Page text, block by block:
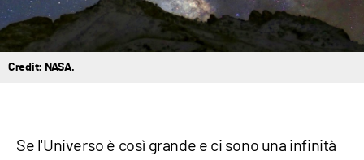
Credit: NASA.
Se l'Universo è così grande e ci sono una infinità